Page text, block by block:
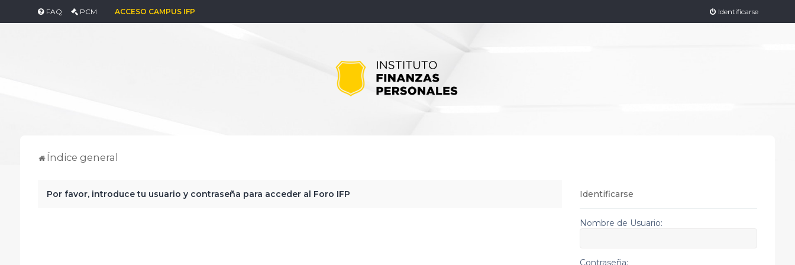
FAQ PCM ACCESO CAMPUS IFP Identificarse
Índice general
Por favor, introduce tu usuario y contraseña para acceder al Foro IFP Identificarse
Nombre de Usuario:
Contraseña: